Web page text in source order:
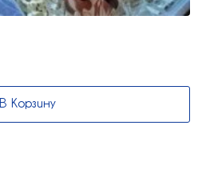
В Корзину